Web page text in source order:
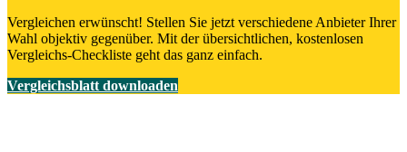
Vergleichen erwünscht! Stellen Sie jetzt verschiedene Anbieter Ihrer
Wahl objektiv gegenüber. Mit der übersichtlichen, kostenlosen
Vergleichs-Checkliste geht das ganz einfach.
Vergleichsblatt downloaden